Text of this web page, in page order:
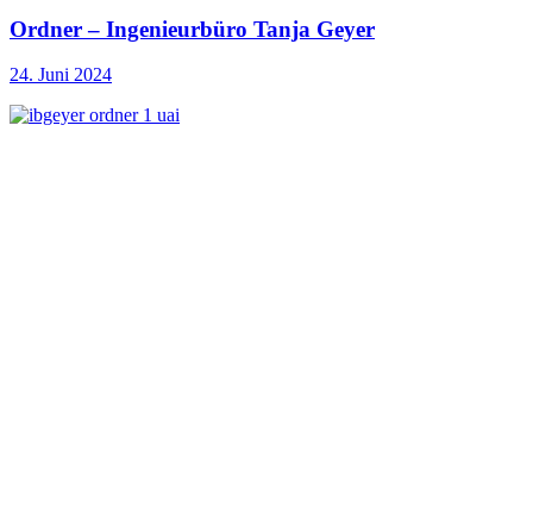
Ordner – Ingenieurbüro Tanja Geyer
24. Juni 2024